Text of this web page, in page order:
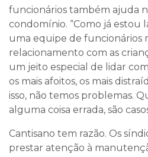
funcionários também ajuda
condomínio. “Como já estou
uma equipe de funcionários
relacionamento com as
um jeito especial de lidar
os mais afoitos, os mais
isso, não temos problemas.
alguma coisa errada, são
Cantisano tem razão. Os
prestar atenção à